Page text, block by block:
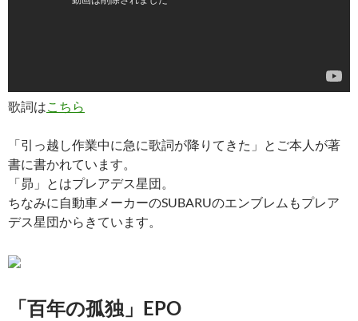
歌詞はこちら
「引っ越し作業中に急に歌詞が降りてきた」とご本人が著
書に書かれています。
「昴」とはプレアデス星団。
ちなみに自動車メーカーのSUBARUのエンブレムもプレア
デス星団からきています。
「百年の孤独」EPO